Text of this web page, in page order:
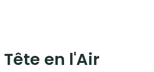
Tête en l'Air